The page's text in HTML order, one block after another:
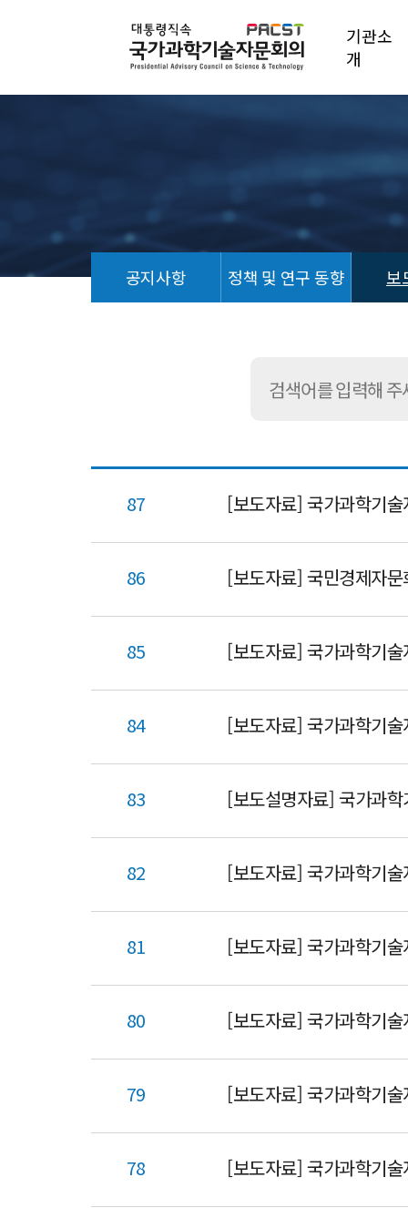
기관소
개
공지사항 정책 및 연구 동향 보
87
86
85 [보도자료] 국가과학기
84 [보도자료] 국가과학기
83
82 [보도자료] 국가과학기
81 [보도자료] 국가과학기
80
79 [보도자료] 국가과학기
78 [보도자료] 국가과학기